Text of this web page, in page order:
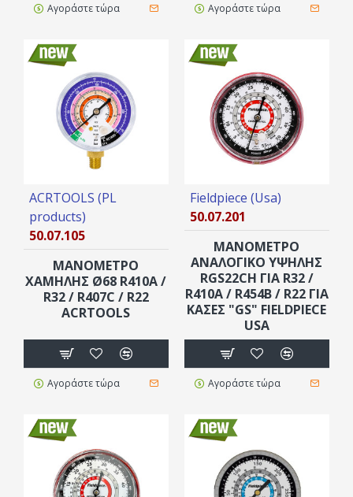
Αγοράστε τώρα Αγοράστε τώρα
ACRTOOLS (PL
products)
50.07.105
ΜΑΝΟΜΕΤΡΟ
XAMΗΛΗΣ Ø68 R410A /
R32 / R407C / R22
ACRTOOLS
Αγοράστε τώρα
Fieldpiece (Usa)
50.07.201
ΜΑΝΟΜΕΤΡΟ
ΑΝΑΛΟΓΙΚΟ ΥΨΗΛΗΣ
RGS22CH ΓΙΑ R32 /
R410A / R454B / R22 ΓΙΑ
ΚΆΣΕΣ "GS" FIELDPIECE
USA
Αγοράστε τώρα